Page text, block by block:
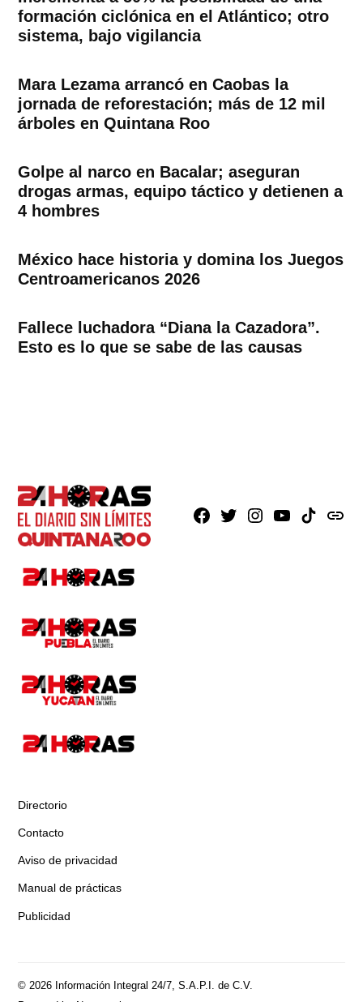
formación ciclónica en el Atlántico; otro
sistema, bajo vigilancia
Mara Lezama arrancó en Caobas la
jornada de reforestación; más de 12 mil
árboles en Quintana Roo
Golpe al narco en Bacalar; aseguran
drogas armas, equipo táctico y detienen a
4 hombres
México hace historia y domina los Juegos
Centroamericanos 2026
Fallece luchadora “Diana la Cazadora”.
Esto es lo que se sabe de las causas
Facebook
X Instagram
YoutubeTikTokissuu
Directorio
Contacto
Aviso de privacidad
Manual de prácticas
Publicidad
© 2026 Información Integral 24/7, S.A.P.I. de C.V.